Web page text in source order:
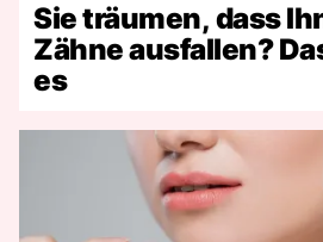
Sie träumen, dass
Zähne ausfallen? Das bedeutet
es